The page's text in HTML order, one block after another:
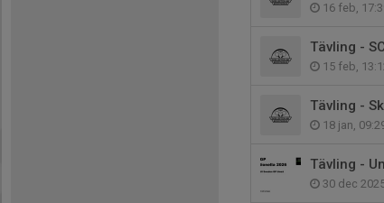
16 feb,
Tävling -
15 feb,
Tävling -
18 jan,
Tävling -
30 dec